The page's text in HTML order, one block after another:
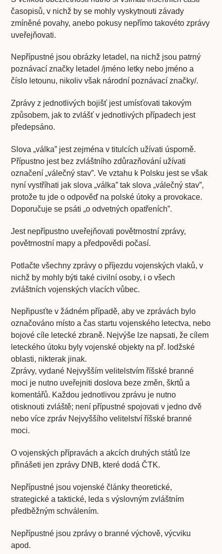
časopisů, v nichž by se mohly vyskytnouti závady
zmíněné povahy, anebo pokusy nepřímo takovéto zprávy
uveřejňovati.
Nepřípustné jsou obrázky letadel, na nichž jsou patrný
poznávací značky letadel /jméno letky nebo jméno a
číslo letounu, nikoliv však národní poznávací značky/.
Zprávy z jednotlivých bojišť jest umísťovati takovým
způsobem, jak to zvlášť v jednotlivých případech jest
předepsáno.
Slova „válka” jest zejména v titulcích užívati úsporně.
Přípustno jest bez zvláštního zdůrazňování užívati
označení „válečný stav”. Ve vztahu k Polsku jest se však
nyní vystříhati jak slova „válka” tak slova „válečný stav”,
protože tu jde o odpověď na polské útoky a provokace.
Doporučuje se psáti „o odvetných opatřeních”.
Jest nepřípustno uveřejňovati povětrnostní zprávy,
povětrnostní mapy a předpovědi počasí.
Potlačte všechny zprávy o příjezdu vojenských vlaků, v
nichž by mohly býti také civilní osoby, i o všech
zvláštních vojenských vlacích vůbec.
Nepřipusťte v žádném případě, aby ve zprávách bylo
označováno místo a čas startu vojenského letectva, nebo
bojové cíle letecké zbraně. Nejvýše lze napsati, že cílem
leteckého útoku byly vojenské objekty na př. lodžské
oblasti, nikterak jinak.
Zprávy, vydané Nejvyšším velitelstvím říšské branné
moci je nutno uveřejniti doslova beze změn, škrtů a
komentářů. Každou jednotlivou zprávu je nutno
otisknouti zvláště; není přípustné spojovati v jedno dvě
nebo více zpráv Nejvyššího velitelství říšské branné
moci.
O vojenských přípravách a akcích druhých států lze
přinášeti jen zprávy DNB, které dodá ČTK.
Nepřípustné jsou vojenské články theoretické,
strategické a taktické, leda s výslovným zvláštním
předběžným schválením.
Nepřípustné jsou zprávy o branné výchově, výcviku
apod.